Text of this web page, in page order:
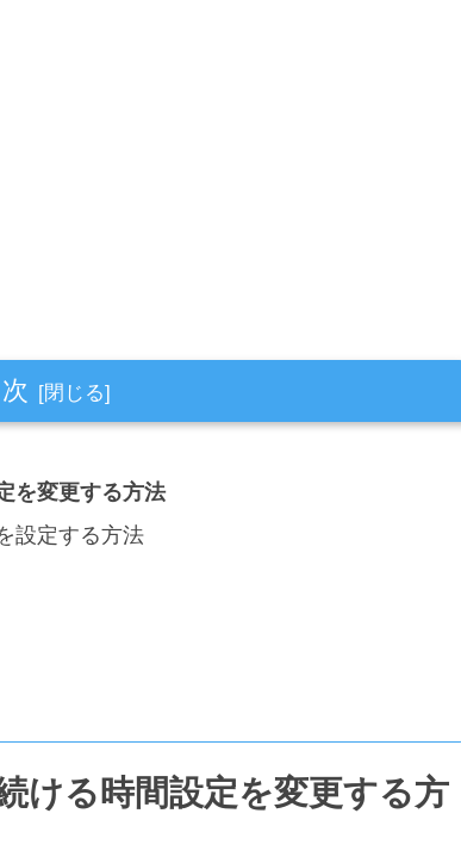
を変更する方法
設定する方法
ける時間設定を変更する方